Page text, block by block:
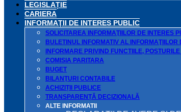
LEGISLAȚIE
CARIERA
INFORMAŢII DE INTERES PUBLIC
SOLICITAREA INFORMAŢIILOR DE INTERES
BULETINUL INFORMATIV AL INFORMAŢIILOR
INFORMARE PRIVIND FUNCTIILE,
COMISIA PARITARA
BUGET
BILANŢURI CONTABILE
ACHIZIȚII PUBLICE
TRANSPARENȚĂ DECIZIONALĂ
ALTE INFORMATII